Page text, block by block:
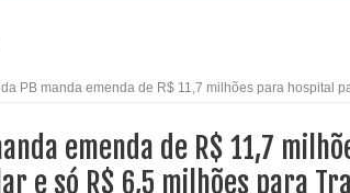
do mês de julho e aquece economia para Festa de
entregues pela Prefeitura de Sapé em 2026
será neste sábado (25) e deve atrair grande público
PB manda emenda de R$ 11,7 milhões para hospital
emenda de R$ 11,7
e só R$ 6,5 milhões para